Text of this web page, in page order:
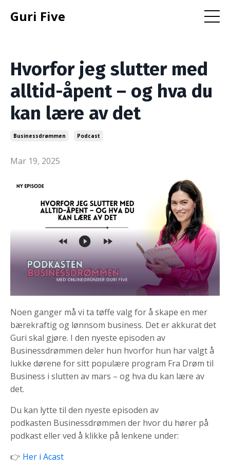
Guri Five
Hvorfor jeg slutter med
alltid-åpent – og hva du
kan lære av det
Businessdrømmen Podcast
Mar 19, 2025
Noen ganger må vi ta tøffe valg for å skape en mer
bærekraftig og lønnsom business. Det er akkurat det
Guri skal gjøre. I den nyeste episoden av
Businessdrømmen deler hun hvorfor hun har valgt å
lukke dørene for sitt populære program Fra Drøm til
Business i slutten av mars – og hva du kan lære av
det.
Du kan lytte til den nyeste episoden av
podkasten Businessdrømmen der hvor du hører på
podkast eller ved å klikke på lenkene under:
👉 Her i Acast